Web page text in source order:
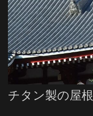
チタン製の屋根